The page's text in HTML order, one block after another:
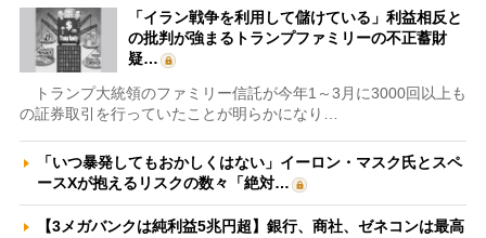
「イラン戦争を利用して儲けている」利益相反と
の批判が強まるトランプファミリーの不正蓄財
疑…
トランプ大統領のファミリー信託が今年1～3月に3000回以上も
の証券取引を行っていたことが明らかになり…
「いつ暴発してもおかしくはない」イーロン・マスク氏とスペ
ースXが抱えるリスクの数々「絶対…
【3メガバンクは純利益5兆円超】銀行、商社、ゼネコンは最高